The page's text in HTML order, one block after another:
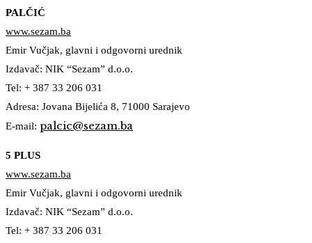
PALČIĆ
www.sezam.ba
Emir Vučjak, glavni i odgovorni urednik
Izdavač: NIK “Sezam” d.o.o.
Tel: + 387 33 206 031
Adresa: Jovana Bijelića 8, 71000 Sarajevo
E-mail: palcic@sezam.ba
5 PLUS
www.sezam.ba
Emir Vučjak, glavni i odgovorni urednik
Izdavač: NIK “Sezam” d.o.o.
Tel: + 387 33 206 031